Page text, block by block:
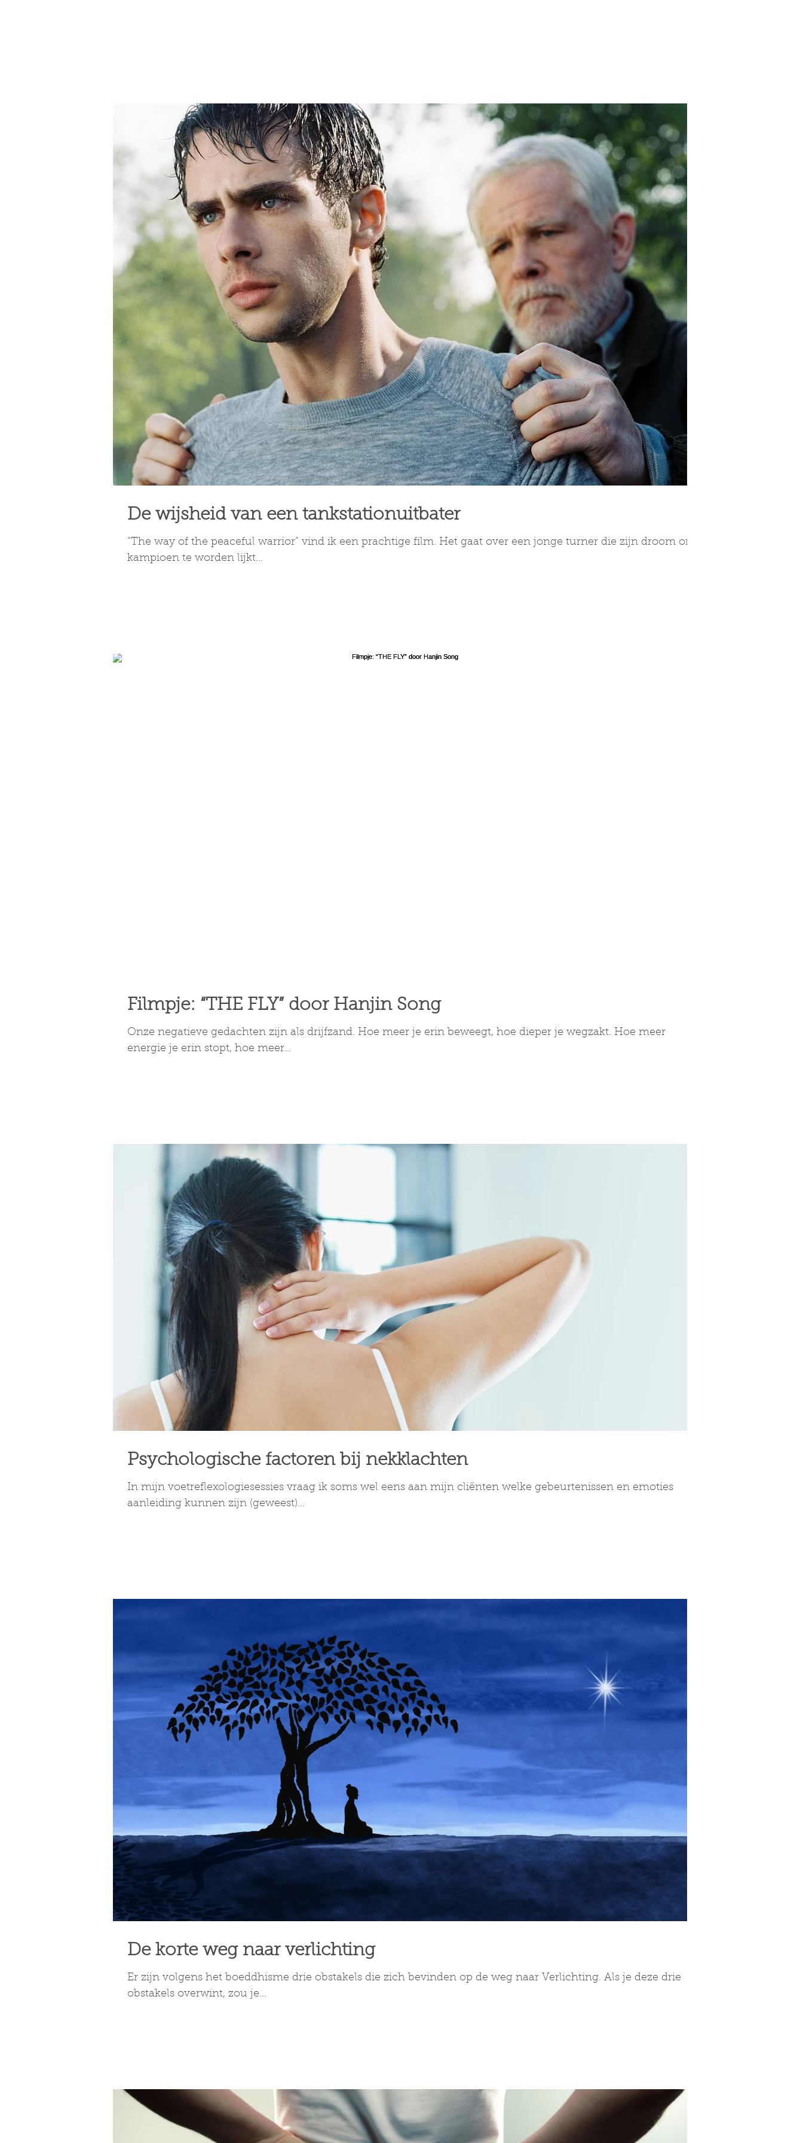
De wijsheid van een tankstationuitbater
“The way of the peaceful warrior” vind ik een prachtige film. Het gaat over een jonge turner die zijn droom om
kampioen te worden lijkt...
Filmpje: “THE FLY” door Hanjin Song
Onze negatieve gedachten zijn als drijfzand. Hoe meer je erin beweegt, hoe dieper je wegzakt. Hoe meer
energie je erin stopt, hoe meer...
Psychologische factoren bij nekklachten
In mijn voetreflexologiesessies vraag ik soms wel eens aan mijn cliënten welke gebeurtenissen en emoties
aanleiding kunnen zijn (geweest)...
De korte weg naar verlichting
Er zijn volgens het boeddhisme drie obstakels die zich bevinden op de weg naar Verlichting. Als je deze drie
obstakels overwint, zou je...